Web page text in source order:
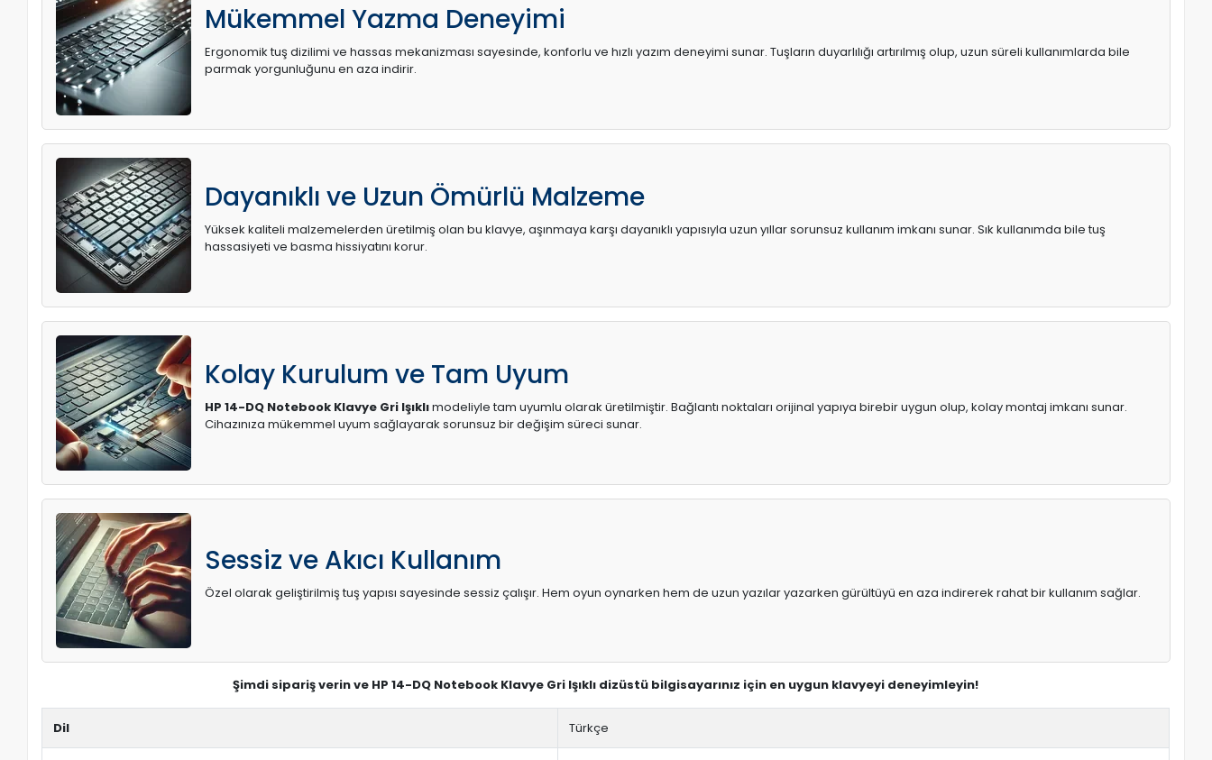
Mükemmel Yazma Deneyimi
Ergonomik tuş dizilimi ve hassas mekanizması sayesinde, konforlu ve hızlı yazım deneyimi sunar. Tuşların duyarlılığı artırılmış olup, uzun süreli kullanımlarda bile
parmak yorgunluğunu en aza indirir.
Dayanıklı ve Uzun Ömürlü Malzeme
Yüksek kaliteli malzemelerden üretilmiş olan bu klavye, aşınmaya karşı dayanıklı yapısıyla uzun yıllar sorunsuz kullanım imkanı sunar. Sık kullanımda bile tuş
hassasiyeti ve basma hissiyatını korur.
Kolay Kurulum ve Tam Uyum
HP 14-DQ Notebook Klavye Gri Işıklımodeliyle tam uyumlu olarak üretilmiştir. Bağlantı noktaları orijinal yapıya birebir uygun olup, kolay montaj imkanı sunar.
Cihazınıza mükemmel uyum sağlayarak sorunsuz bir değişim süreci sunar.
Sessiz ve Akıcı Kullanım
Özel olarak geliştirilmiş tuş yapısı sayesinde sessiz çalışır. Hem oyun oynarken hem de uzun yazılar yazarken gürültüyü en aza indirerek rahat bir kullanım sağlar.
Şimdi sipariş verin ve HP 14-DQ Notebook Klavye Gri Işıklı dizüstü bilgisayarınız için en uygun klavyeyi deneyimleyin!
Dil Türkçe